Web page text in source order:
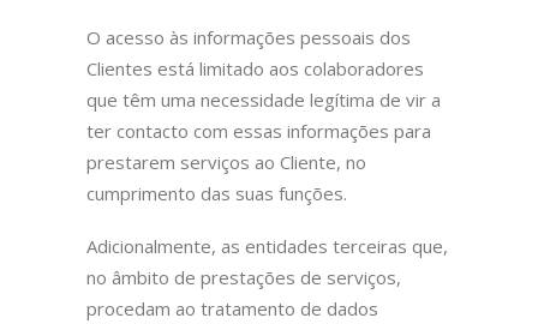
O acesso às informações pessoais dos
Clientes está limitado aos colaboradores
que têm uma necessidade legítima de vir a
ter contacto com essas informações para
prestarem serviços ao Cliente, no
cumprimento das suas funções.
Adicionalmente, as entidades terceiras que,
no âmbito de prestações de serviços,
procedam ao tratamento de dados